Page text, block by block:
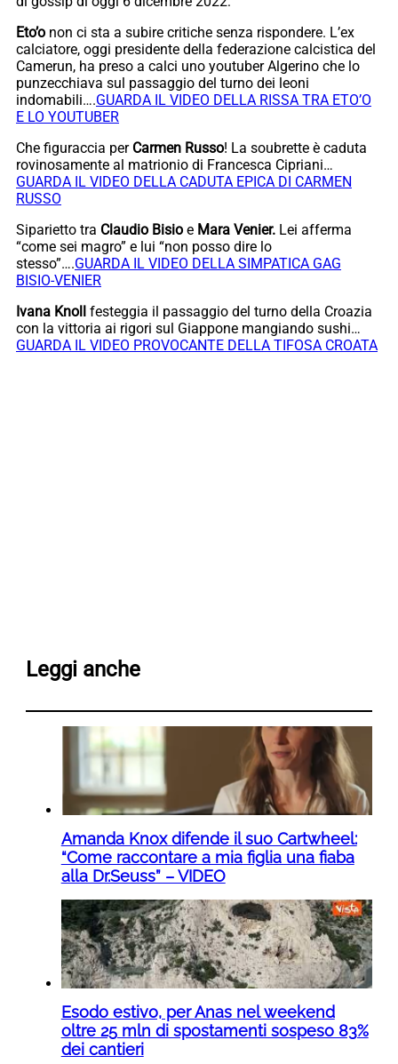
Eto’o non ci sta a subire critiche senza rispondere. L’ex
calciatore, oggi presidente della federazione calcistica del
Camerun, ha preso a calci uno youtuber Algerino che lo
punzecchiava sul passaggio del turno dei leoni
indomabili….GUARDA IL VIDEO DELLA RISSA TRA ETO’O
E LO YOUTUBER
Che figuraccia per Carmen Russo! La soubrette è caduta
rovinosamente al matrionio di Francesca Cipriani…
GUARDA IL VIDEO DELLA CADUTA EPICA DI CARMEN
RUSSO
Siparietto tra Claudio Bisio e Mara Venier. Lei afferma
“come sei magro” e lui “non posso dire lo
stesso”….GUARDA IL VIDEO DELLA SIMPATICA GAG
BISIO-VENIER
Ivana Knoll festeggia il passaggio del turno della Croazia
con la vittoria ai rigori sul Giappone mangiando sushi…
GUARDA IL VIDEO PROVOCANTE DELLA TIFOSA CROATA
Leggi anche
Amanda Knox difende il suo Cartwheel:
“Come raccontare a mia figlia una fiaba
alla Dr.Seuss” – VIDEO
Esodo estivo, per Anas nel weekend
oltre 25 mln di spostamenti sospeso 83%
dei cantieri